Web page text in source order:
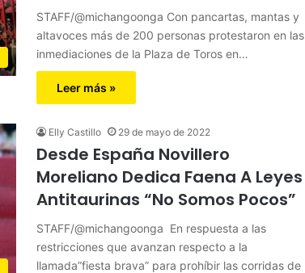
STAFF/@michangoonga Con pancartas, mantas y
altavoces más de 200 personas protestaron en las
inmediaciones de la Plaza de Toros en…
Leer más »
Elly Castillo 29 de mayo de 2022
Desde España Novillero
Moreliano Dedica Faena A Leyes
Antitaurinas “No Somos Pocos”
STAFF/@michangoonga En respuesta a las
restricciones que avanzan respecto a la
llamada”fiesta brava” para prohíbir las corridas de